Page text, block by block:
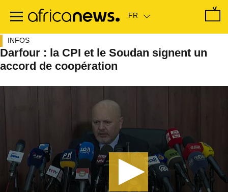
contenu
INFOS
Darfour : la CPI et le Soudan signent un
accord de coopération